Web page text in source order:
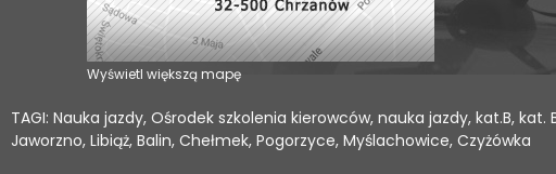
Wyświetl większą mapę
TAGI: Nauka jazdy, Ośrodek szkolenia kierowców, nauka jazdy, kat.B,
Jaworzno, Libiąż, Balin, Chełmek, Pogorzyce, Myślachowice, Czyżówka